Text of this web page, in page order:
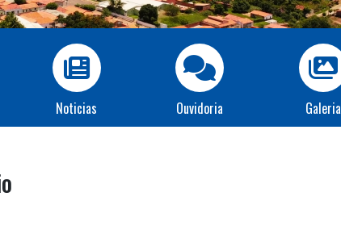
Noticias Ouvidoria Galeria